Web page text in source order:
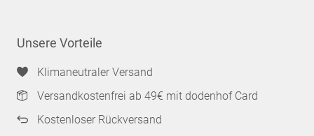
Unsere Vorteile
Klimaneutraler Versand
Versandkostenfrei ab 49€ mit dodenhof Card
Kostenloser Rückversand